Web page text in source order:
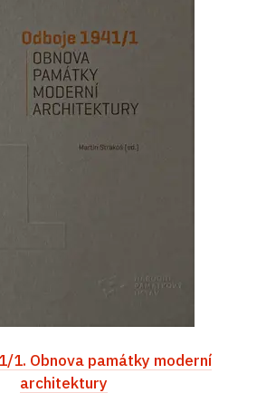
1. Obnova památky moderní
architektury